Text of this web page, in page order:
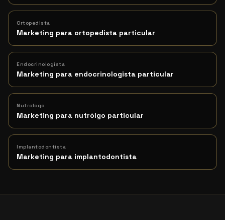
Ortopedista
Marketing para ortopedista particular
Endocrinologista
Marketing para endocrinologista particular
Nutrologo
Marketing para nutrólgo particular
Implantodontista
Marketing para implantodontista